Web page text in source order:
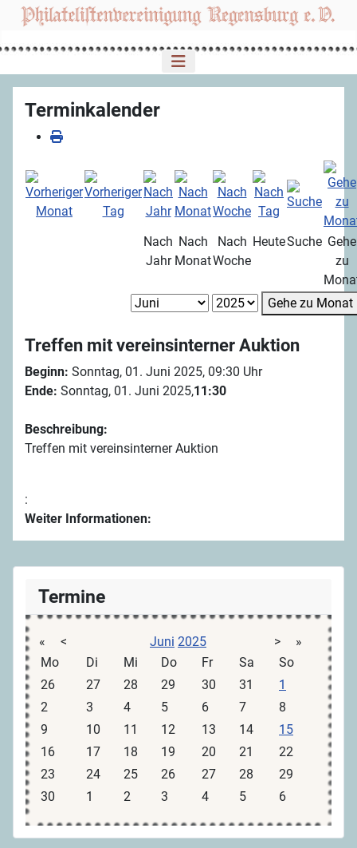
Terminkalender
Nach
Jahr
Nach
Monat
Nach
Woche
HeuteSuche Gehe
zu
Gehe zu Monat
Treffen mit vereinsinterner Auktion
Beginn: Sonntag, 01. Juni 2025, 09:30 Uhr
Ende: Sonntag, 01. Juni 2025,11:30
Beschreibung:
Treffen mit vereinsinterner Auktion
:
Weiter Informationen:
Termine
« < Juni 2025 >
»
Mo
Di Mi Do Fr Sa
So
26
27 28 29 30 31
1
2
3 4 5 6 7
8
9
10 11 12 13 14
15
16
17 18 19 20 21
22
23
24 25 26 27 28
29
30
1 2 3 4 5 6